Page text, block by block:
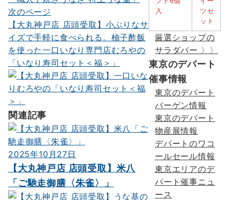
ゲ
ー
シ
ョ
ン
次のページ
【大丸神戸店 店頭受取】小ぶりなサ
イズで手軽に食べられる。柚子酢飯
を使った一口いなり専門店むろやの
「いなり寿司セット＜福＞」
関連記事
2025年10月27日
【大丸神戸店 店頭受取】米八
「ご馳走御膳〈朱雀〉」
厳選ショップの
サラダバー 〉〉
東京のデパート
催事情報
東京のデパート
バーゲン情報
東京のデパート
物産展情報
デパートのワコ
ールセール情報
東京エリアのデ
パート催事ニュ
ース